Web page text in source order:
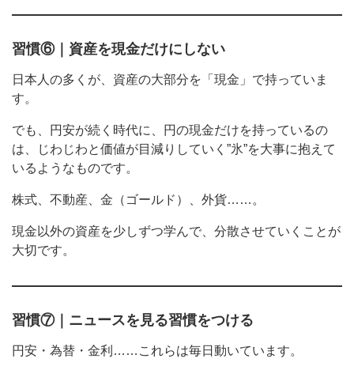
習慣⑥｜資産を現金だけにしない
日本人の多くが、資産の大部分を「現金」で持っていま
す。
でも、円安が続く時代に、円の現金だけを持っているの
は、じわじわと価値が目減りしていく”氷”を大事に抱えて
いるようなものです。
株式、不動産、金（ゴールド）、外貨……。
現金以外の資産を少しずつ学んで、分散させていくことが
大切です。
習慣⑦｜ニュースを見る習慣をつける
円安・為替・金利……これらは毎日動いています。